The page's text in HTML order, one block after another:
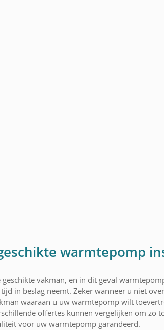
warmtepomp
geschikte vakman, en in dit geval
in beslag neemt. Zeker wanneer u niet
waaraan u uw warmtepomp wilt
offertes kunnen vergelijken om zo
voor uw warmtepomp garandeerd.